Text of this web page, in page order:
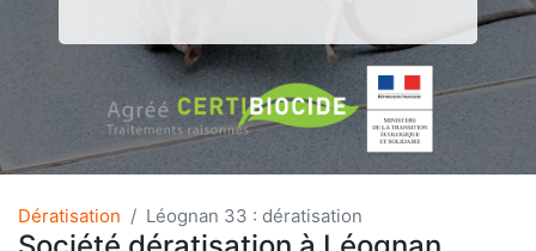
Dératisation Léognan 33 : dératisation